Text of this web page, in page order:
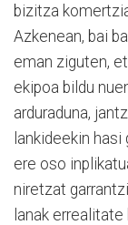
bizitza
Azkenean, bai
eman ziguten,
ekipoa bildu
arduraduna,
lankideekin
ere oso
niretzat
lanak